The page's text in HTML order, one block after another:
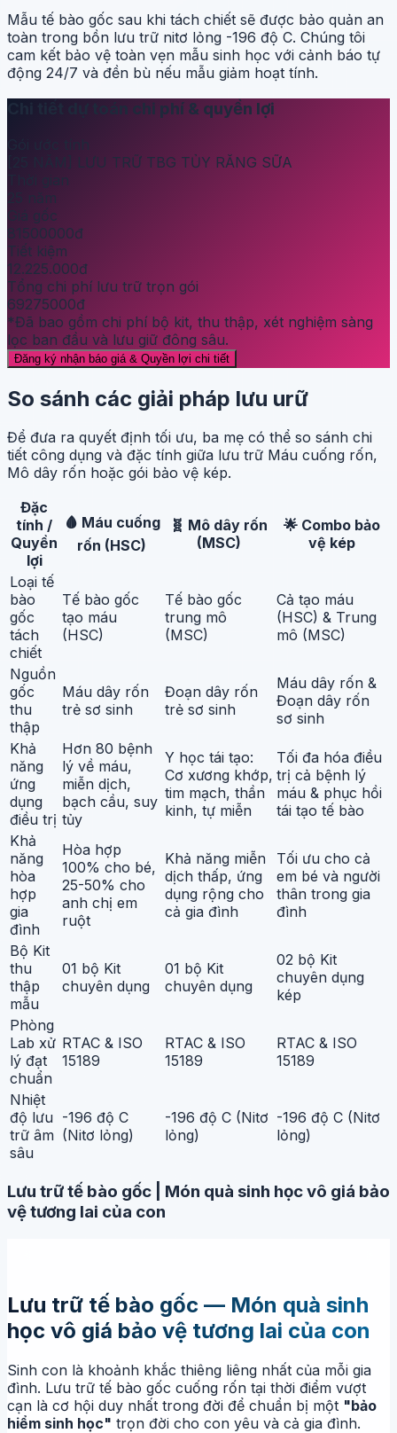
Mẫu tế bào gốc sau khi tách chiết sẽ được bảo quản an
toàn trong bồn lưu trữ nitơ lỏng -196 độ C. Chúng tôi
cam kết bảo vệ toàn vẹn mẫu sinh học với cảnh báo tự
động 24/7 và đền bù nếu mẫu giảm hoạt tính.
Chi tiết dự toán chi phí & quyền lợi
Gói ước tính
[25 NĂM] LƯU TRỮ TBG TỦY RĂNG SỮA
Thời gian
25 năm
Giá gốc
81500000đ
Tiết kiệm
12.225.000đ
Tổng chi phí lưu trữ trọn gói
69275000đ
*Đã bao gồm chi phí bộ kit, thu thập, xét nghiệm sàng
lọc ban đầu và lưu giữ đông sâu.
Đăng ký nhận báo giá & Quyền lợi chi tiết
So sánh các giải pháp lưu urữ
Để đưa ra quyết định tối ưu, ba mẹ có thể so sánh chi
tiết công dụng và đặc tính giữa lưu trữ Máu cuống rốn,
Mô dây rốn hoặc gói bảo vệ kép.
Đặc
tính /
Quyền
lợi
🩸 Máu cuống
rốn (HSC)
🧬 Mô dây rốn
(MSC)
🌟 Combo bảo
vệ kép
Loại tế
bào
gốc
tách
chiết
Tế bào gốc
tạo máu
(HSC)
Tế bào gốc
trung mô
(MSC)
Cả tạo máu
(HSC) & Trung
mô (MSC)
Nguồn
gốc
thu
thập
Máu dây rốn
trẻ sơ sinh
Đoạn dây rốn
trẻ sơ sinh
Máu dây rốn &
Đoạn dây rốn
sơ sinh
Khả
năng
ứng
dụng
điều trị
Hơn 80 bệnh
lý về máu,
miễn dịch,
bạch cầu, suy
tủy
Y học tái tạo:
Cơ xương khớp,
tim mạch, thần
kinh, tự miễn
Tối đa hóa điều
trị cả bệnh lý
máu & phục hồi
tái tạo tế bào
Khả
năng
hòa
hợp
gia
đình
Hòa hợp
100% cho bé,
25-50% cho
anh chị em
ruột
Khả năng miễn
dịch thấp, ứng
dụng rộng cho
cả gia đình
Tối ưu cho cả
em bé và người
thân trong gia
đình
Bộ Kit
thu
thập
mẫu
01 bộ Kit
chuyên dụng
01 bộ Kit
chuyên dụng
02 bộ Kit
chuyên dụng
kép
Phòng
Lab xử
lý đạt
chuẩn
RTAC & ISO
15189
RTAC & ISO
15189
RTAC & ISO
15189
Nhiệt
độ lưu
trữ âm
sâu
-196 độ C
(Nitơ lỏng)
-196 độ C (Nitơ
lỏng)
-196 độ C (Nitơ
lỏng)
Lưu trữ tế bào gốc | Món quà sinh học vô giá bảo
vệ tương lai của con
Lưu trữ tế bào gốc — Món quà sinh
học vô giá bảo vệ tương lai của con
Sinh con là khoảnh khắc thiêng liêng nhất của mỗi gia
đình. Lưu trữ tế bào gốc cuống rốn tại thời điểm vượt
cạn là cơ hội duy nhất trong đời để chuẩn bị một "bảo
hiểm sinh học" trọn đời cho con yêu và cả gia đình.